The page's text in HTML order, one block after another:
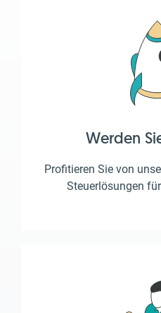
Werden
Profitieren Sie von
Steuerlösungen